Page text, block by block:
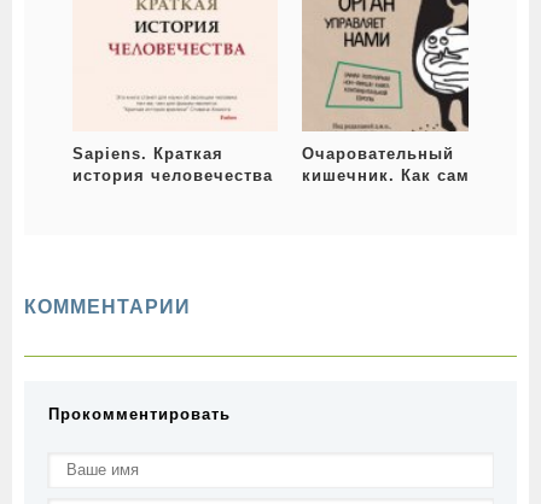
Sapiens. Краткая
история человечества
Очаровательный
кишечник. Как самый
КОММЕНТАРИИ
Прокомментировать